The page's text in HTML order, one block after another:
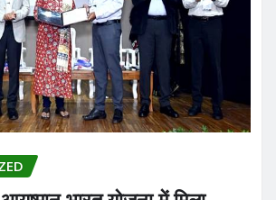
भारत योजना में मिला
| MP Best Performing
Award Ayushman Bharat